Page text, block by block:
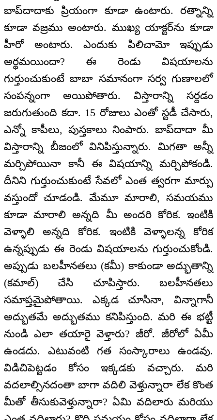
బాప్‌దాదాకు ప్రియంగా కూడా ఉంటారు. రత్నాన్ని
కూడా వజ్రము అంటారు. ముఖ్య యాక్టర్‌ను కూడా
హీరో అంటారు. ఎందుకు పిలిచామో ఇప్పుడు
అర్థమయిందా? ఈ రెండు విషయాలను
గుర్తుంచుకుంటే బాబా సమానంగా సర్వ గుణాలలో
సంపన్నంగా అయిపోతారు. విస్తారాన్ని సర్దడం
జరుగుతుంది కదా. 15 రోజులు ఎంతో స్టడీ చేసారు,
ఎన్నో కాపీలు, పుస్తకాలు నింపారు. బాప్‌దాదా మీ
విస్తారాన్ని బీజంలో వినిపిస్తున్నారు. మిగతా అన్నీ
మర్చిపోయినా కానీ ఈ విషయాన్ని మర్చిపోకండి.
దీనిని గుర్తుంచుకుంటే సేవలో ఎంత త్వరగా మార్పు
వస్తుందో చూడండి. మేమూ మారాలి, సమయము
కూడా మారాలి అన్నది మీ అందరి కోరిక. ఇంటికి
వెళ్ళాలి అన్నది కోరిక. ఇంటికి వెళ్ళాలన్న కోరిక
ఉన్నప్పుడు ఈ రెండు విషయాలను గుర్తుంచుకోండి.
అప్పుడు బలహీనతలు (కమీ) కాకుండా అద్భుతాన్ని
(కమాల్) చేసి చూపిస్తారు. బలహీనతలు
సమాప్తమైపోతాయి. ఎక్కడ చూసినా, విన్నాగానీ
అద్భుతమే అద్భుతము కనిపిస్తుంది. మరి ఈ భట్టీ
నుండి ఎలా తయారై వెళ్తారు? జీరో. జీరోలో ఏమీ
ఉండదు. ఎటువంటి గత సంస్కారాలు ఉండవు.
విడిచిపెట్టడం కోసం ఇక్కడకు వచ్చారు. మరి
వదలాల్సినదంతా బాగా వదిలి వెళ్తున్నారా లేక కొంత
మీతో తీసుకువెళ్తున్నారా? ఏమి వదిలారు మరియు